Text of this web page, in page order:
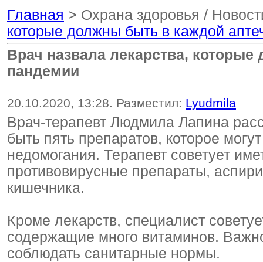
Главная > Охрана здоровья /
которые должны быть в каждой
Врач назвала лекарства,
пандемии
20.10.2020, 13:28. Разместил: Lyudmila
Врач-терапевт Людмила Лапина
быть пять препаратов, которое
недомогания. Терапевт советует
противовирусные препараты,
кишечника.
Кроме лекарств, специалист
содержащие много витаминов.
соблюдать санитарные нормы.